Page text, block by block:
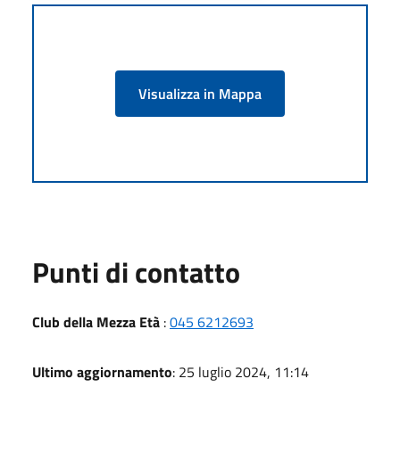
Visualizza in Mappa
Punti di contatto
Club della Mezza Età :045 6212693
Ultimo aggiornamento: 25 luglio 2024, 11:14